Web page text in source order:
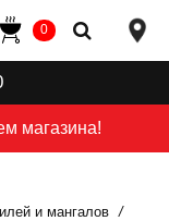
магазина!
0
и мангалов